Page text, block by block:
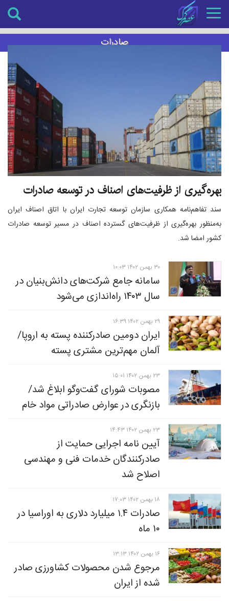
Toggle
navigation
صادرات
بهره‌گیری از ظرفیت‌های اصناف در توسعه صادرات
سند تفاهم‌نامه همکاری سازمان توسعه تجارت ایران با اتاق اصناف ایران
به‌منظور بهره‌گیری از ظرفیت‌های گسترده اصناف در مسیر توسعه صادرات
کشور امضا شد.
۳۰ بهمن ۱۴۰۲ ۱۰:۰۳
سامانه جامع شرکت‌های دانش‌بنیان در
سال ۱۴۰۳ راه‌اندازی می‌شود
۲۹ بهمن ۱۴۰۲ ۱۶:۳۹
ایران دومین صادرکننده پسته به اروپا/
آلمان مهم‌ترین مشتری پسته
۲۳ بهمن ۱۴۰۲ ۱۵:۰۱
مصوبات شورای گفت‌وگو ابلاغ شد/
بازنگری در عوارض صادراتی مواد خام
۲۳ بهمن ۱۴۰۲ ۱۴:۴۳
آیین نامه اجرایی حمایت از
صادرکنندگان خدمات فنی و مهندسی
اصلاح شد
۱۸ بهمن ۱۴۰۲ ۱۷:۰۳
صادرات ۱.۴ میلیارد دلاری به اوراسیا در
۱۰ ماه
۱۶ بهمن ۱۴۰۲ ۱۳:۱۳
مرجوع شدن محصولات کشاورزی صادر
شده از ایران